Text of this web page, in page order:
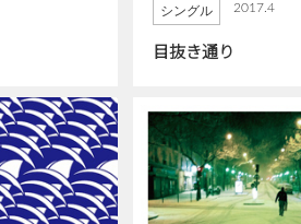
シングル 2017.4
目抜き通り